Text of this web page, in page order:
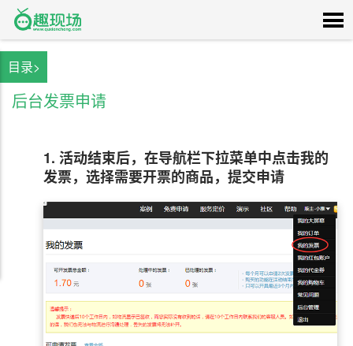
目录>
后台发票申请
1. 活动结束后，在导航栏下拉菜单中点击我的
发票，选择需要开票的商品，提交申请